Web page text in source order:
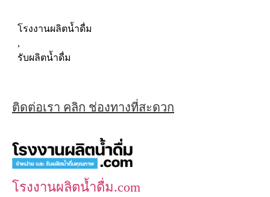
โรงงานผลิตน้ำดื่ม
,
รับผลิตน้ำดื่ม
ติดต่อเรา คลิก ช่องทางที่สะดวก
โรงงานผลิตน้ำดื่ม.com